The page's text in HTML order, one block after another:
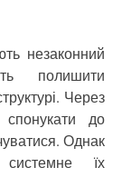
незаконний
полишити
Через
до
Однак
їх